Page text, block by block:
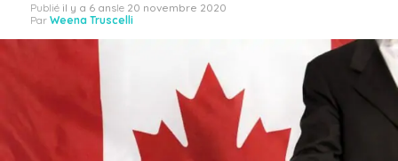
Publié il y a 6 ansle 20 novembre 2020
Par Weena Truscelli